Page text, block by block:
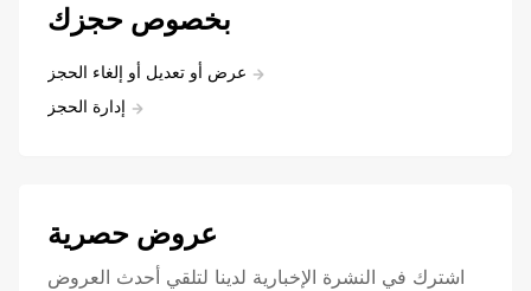
بخصوص حجزك
عرض أو تعديل أو إلغاء الحجز
إدارة الحجز
عروض حصرية
اشترك في النشرة الإخبارية لدينا لتلقي أحدث العروض